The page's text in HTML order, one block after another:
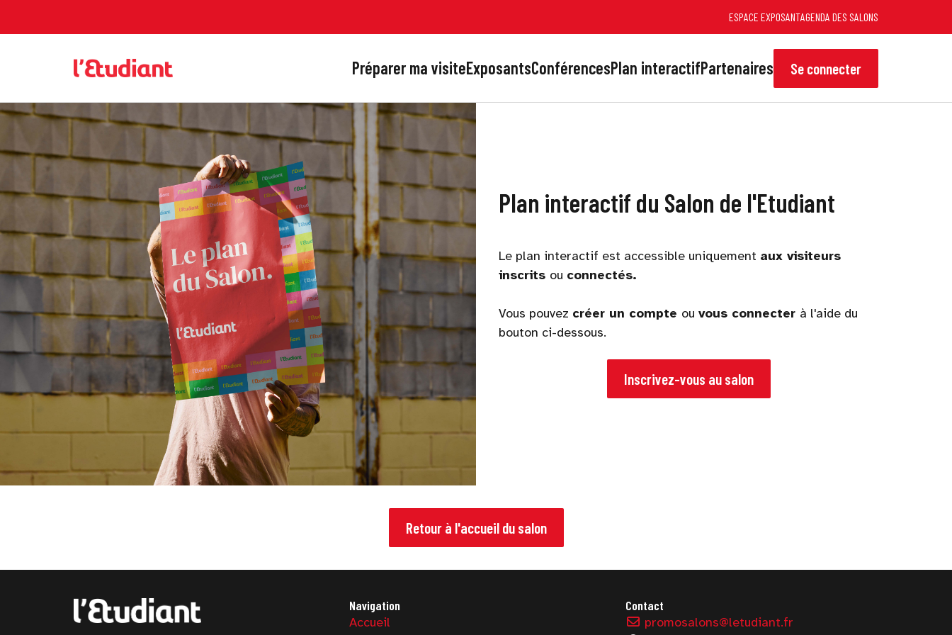
ESPACE EXPOSANTAGENDA DES SALONS
Préparer ma visiteExposantsConférencesPlan interactifPartenaires Se connecter
Plan interactif du Salon de l'Etudiant
Le plan interactif est accessible uniquement aux visiteurs
inscrits ou connectés.
Vous pouvez créer un compte ou vous connecter à l'aide du
bouton ci-dessous.
Inscrivez-vous au salon
Retour à l'accueil du salon
Navigation
Accueil
Contact
promosalons@letudiant.fr